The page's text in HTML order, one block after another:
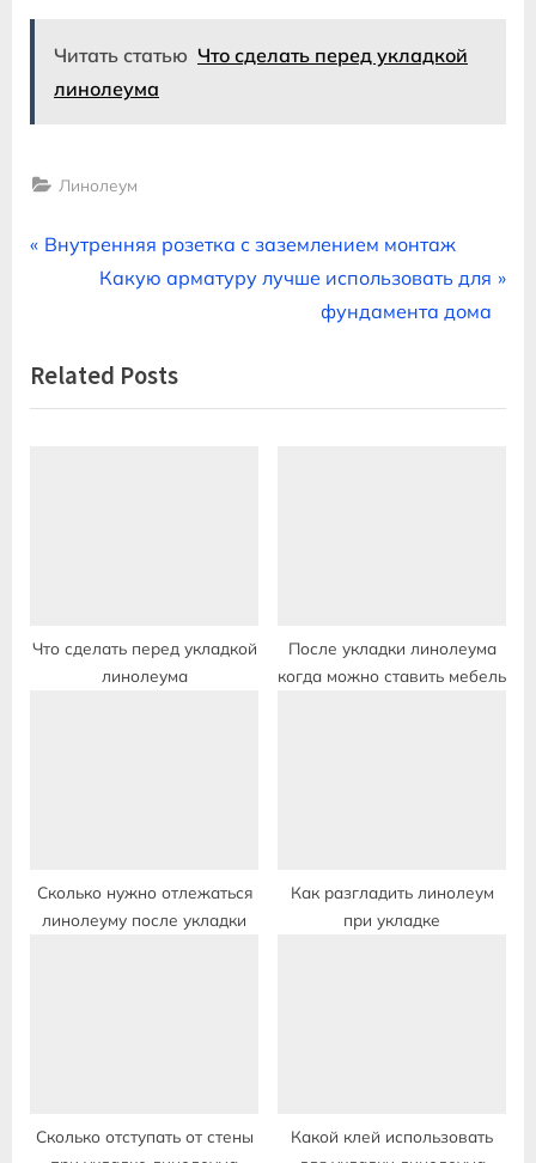
Читать статью Что сделать перед укладкой
линолеума
Линолеум
Навигация
P
i
o
:
Внутренняя розетка с заземлением монтаж
N
t
P
Какую арматуру лучше использовать для
фундамента дома
Related Posts
Что сделать перед укладкой
линолеума
После укладки линолеума
когда можно ставить мебель
Сколько нужно отлежаться
линолеуму после укладки
Как разгладить линолеум
при укладке
Сколько отступать от стены
Какой клей использовать